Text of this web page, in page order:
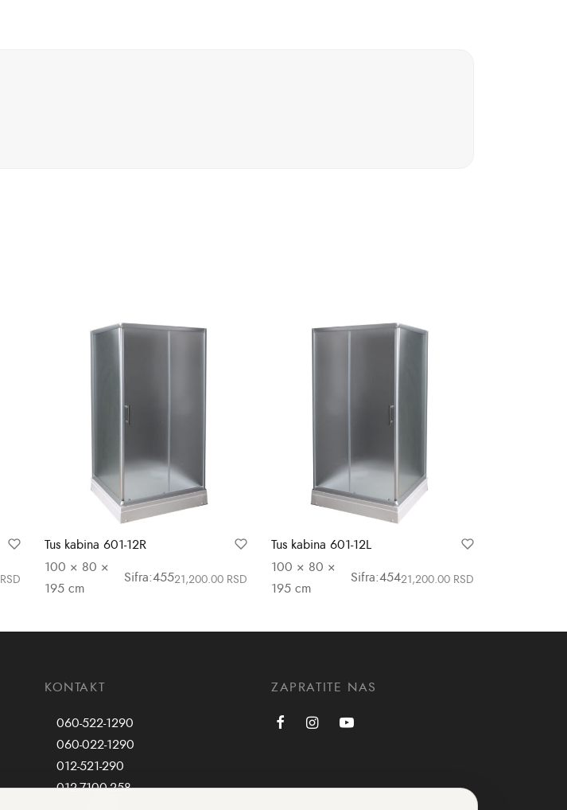
RSD
Tus kabina 601-12R
100 × 80 ×
195 cm
Sifra:45521,200.00 RSD
Tus kabina 601-12L
100 × 80 ×
195 cm
Sifra:45421,200.00 RSD
KONTAKT
060-522-1290
060-022-1290
012-521-290
012-7100-258
ZAPRATITE NAS